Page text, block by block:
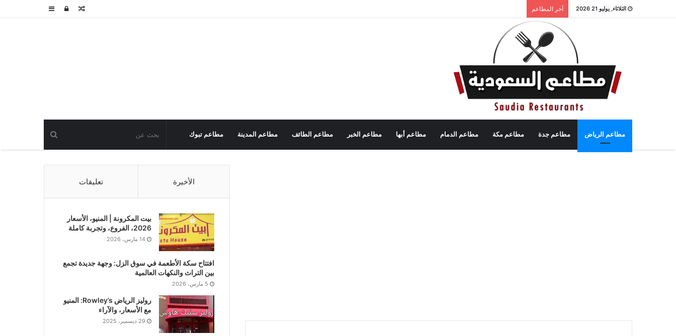
الثلاثاء, يوليو 21 2026 آخر المطاعم عمودتسجيلمقال
مطاعم الرياض مطاعم جدة مطاعم مكة مطاعم الدمام مطاعم أبها مطاعم الخبر مطاعم الطائف مطاعم المدينة مطاعم تبوك
الأخيرة تعليقات
بيت المكرونة | المنيو، الأسعار
2026، الفروع، وتجربة كاملة
14 مارس، 2026
افتتاح سكة الأطعمة في سوق الزل: وجهة جديدة تجمع
بين التراث والنكهات العالمية
5 مارس، 2026
روليز الرياض Rowley’s: المنيو
مع الأسعار، والآراء
29 ديسمبر، 2025